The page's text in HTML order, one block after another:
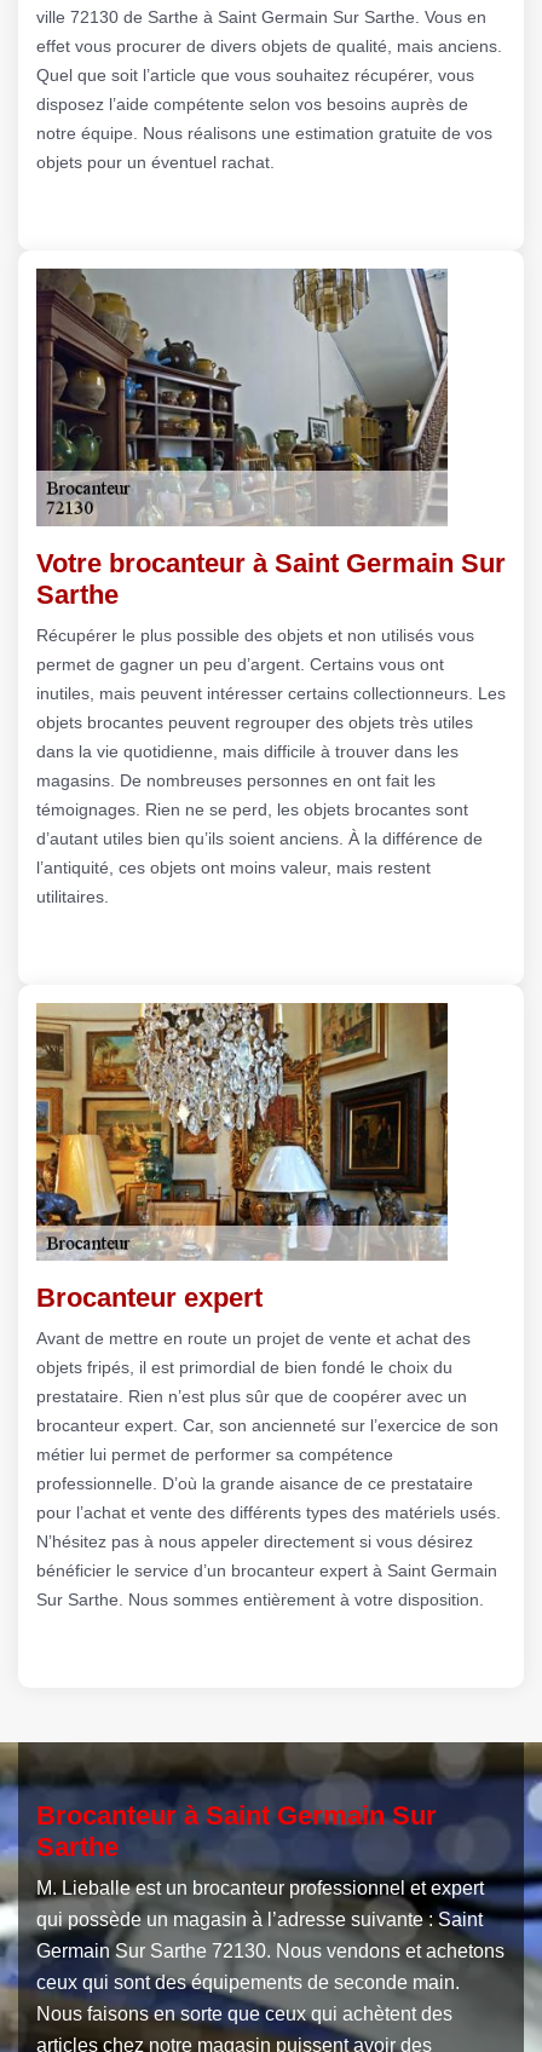
ville 72130 de Sarthe à Saint Germain Sur Sarthe. Vous en
effet vous procurer de divers objets de qualité, mais anciens.
Quel que soit l’article que vous souhaitez récupérer, vous
disposez l’aide compétente selon vos besoins auprès de
notre équipe. Nous réalisons une estimation gratuite de vos
objets pour un éventuel rachat.
Votre brocanteur à Saint Germain Sur
Sarthe
Récupérer le plus possible des objets et non utilisés vous
permet de gagner un peu d’argent. Certains vous ont
inutiles, mais peuvent intéresser certains collectionneurs. Les
objets brocantes peuvent regrouper des objets très utiles
dans la vie quotidienne, mais difficile à trouver dans les
magasins. De nombreuses personnes en ont fait les
témoignages. Rien ne se perd, les objets brocantes sont
d’autant utiles bien qu’ils soient anciens. À la différence de
l’antiquité, ces objets ont moins valeur, mais restent
utilitaires.
Brocanteur expert
Avant de mettre en route un projet de vente et achat des
objets fripés, il est primordial de bien fondé le choix du
prestataire. Rien n’est plus sûr que de coopérer avec un
brocanteur expert. Car, son ancienneté sur l’exercice de son
métier lui permet de performer sa compétence
professionnelle. D’où la grande aisance de ce prestataire
pour l’achat et vente des différents types des matériels usés.
N’hésitez pas à nous appeler directement si vous désirez
bénéficier le service d’un brocanteur expert à Saint Germain
Sur Sarthe. Nous sommes entièrement à votre disposition.
Brocanteur à Saint Germain Sur
Sarthe
M. Lieballe est un brocanteur professionnel et expert
qui possède un magasin à l’adresse suivante : Saint
Germain Sur Sarthe 72130. Nous vendons et achetons
ceux qui sont des équipements de seconde main.
Nous faisons en sorte que ceux qui achètent des
articles chez notre magasin puissent avoir des